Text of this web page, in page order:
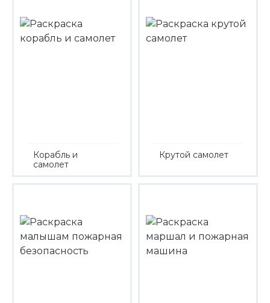
Корабль и
самолет
Крутой самолет